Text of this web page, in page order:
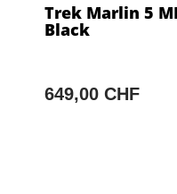
Trek Marlin 5
Black
649,00 CHF